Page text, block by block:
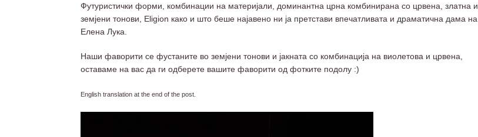
Футуристички форми, комбинации на материјали, доминантна црна комбинирана со црвена, златна и
земјени тонови, Eligion како и што беше најавено ни ја претстави впечатливата и драматична дама на
Елена Лука.
Наши фаворити се фустаните во земјени тонови и јакната со комбинација на виолетова и црвена,
оставаме на вас да ги одберете вашите фаворити од фотките подолу :)
English translation at the end of the post.